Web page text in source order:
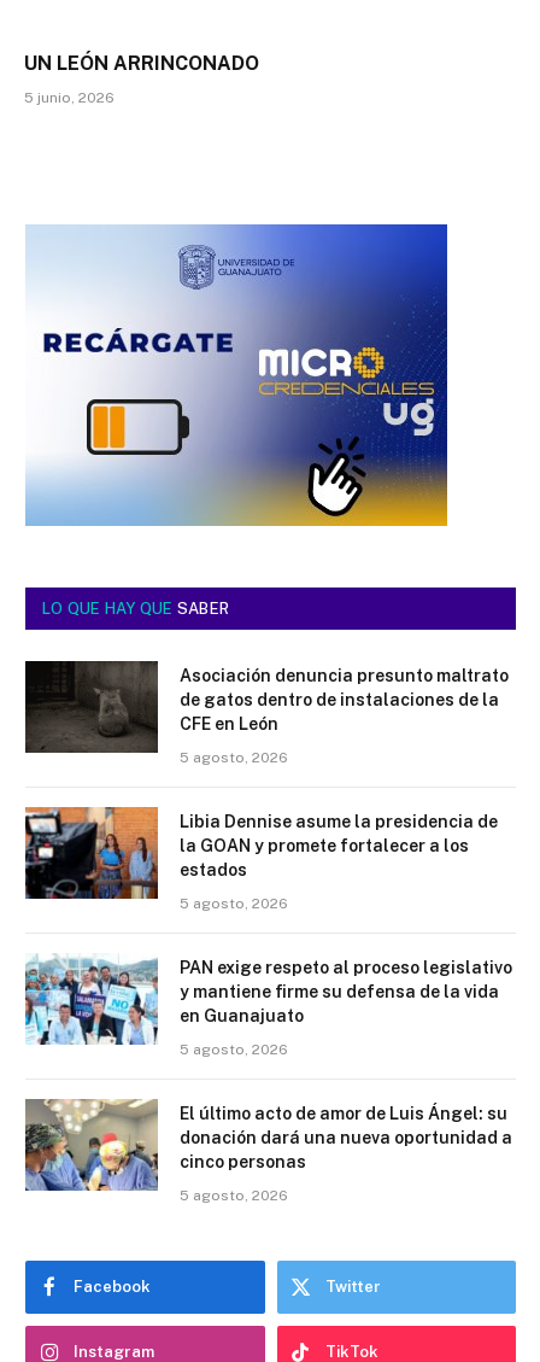
UN LEÓN ARRINCONADO
5 junio, 2026
LO QUE HAY QUE SABER
Asociación denuncia presunto maltrato
de gatos dentro de instalaciones de la
CFE en León
5 agosto, 2026
Libia Dennise asume la presidencia de
la GOAN y promete fortalecer a los
estados
5 agosto, 2026
PAN exige respeto al proceso legislativo
y mantiene firme su defensa de la vida
en Guanajuato
5 agosto, 2026
El último acto de amor de Luis Ángel: su
donación dará una nueva oportunidad a
cinco personas
5 agosto, 2026
Facebook Twitter
Instagram TikTok